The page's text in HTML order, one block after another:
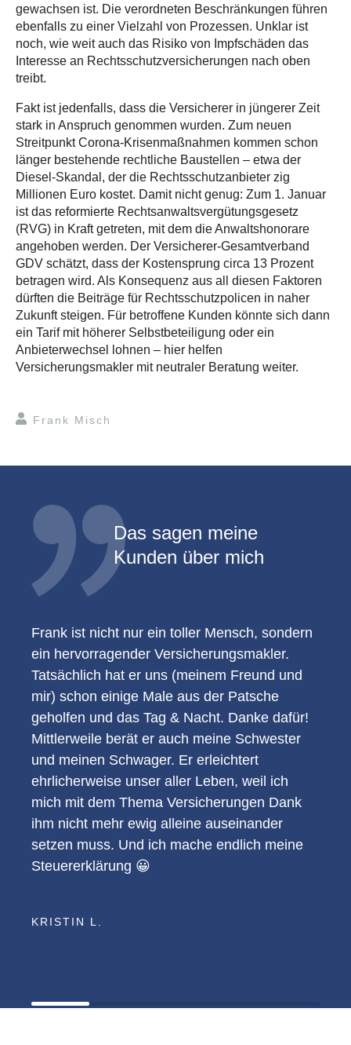
gewachsen ist. Die verordneten Beschränkungen führen
ebenfalls zu einer Vielzahl von Prozessen. Unklar ist
noch, wie weit auch das Risiko von Impfschäden das
Interesse an Rechtsschutzversicherungen nach oben
treibt.
Fakt ist jedenfalls, dass die Versicherer in jüngerer Zeit
stark in Anspruch genommen wurden. Zum neuen
Streitpunkt Corona-Krisenmaßnahmen kommen schon
länger bestehende rechtliche Baustellen – etwa der
Diesel-Skandal, der die Rechtsschutzanbieter zig
Millionen Euro kostet. Damit nicht genug: Zum 1. Januar
ist das reformierte Rechtsanwaltsvergütungsgesetz
(RVG) in Kraft getreten, mit dem die Anwaltshonorare
angehoben werden. Der Versicherer-Gesamtverband
GDV schätzt, dass der Kostensprung circa 13 Prozent
betragen wird. Als Konsequenz aus all diesen Faktoren
dürften die Beiträge für Rechtsschutzpolicen in naher
Zukunft steigen. Für betroffene Kunden könnte sich dann
ein Tarif mit höherer Selbstbeteiligung oder ein
Anbieterwechsel lohnen – hier helfen
Versicherungsmakler mit neutraler Beratung weiter.
Frank Misch
Das sagen meine
Kunden über mich
Frank ist nicht nur ein toller Mensch, sondern
ein hervorragender Versicherungsmakler.
Tatsächlich hat er uns (meinem Freund und
mir) schon einige Male aus der Patsche
geholfen und das Tag & Nacht. Danke dafür!
Mittlerweile berät er auch meine Schwester
und meinen Schwager. Er erleichtert
ehrlicherweise unser aller Leben, weil ich
mich mit dem Thema Versicherungen Dank
ihm nicht mehr ewig alleine auseinander
setzen muss. Und ich mache endlich meine
Steuererklärung 😀
KRISTIN L.